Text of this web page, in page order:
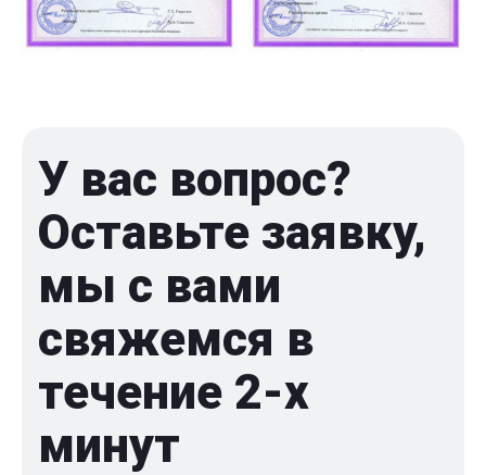
У вас вопрос?
Оставьте заявку,
мы с вами
свяжемся в
течение 2-x
минут